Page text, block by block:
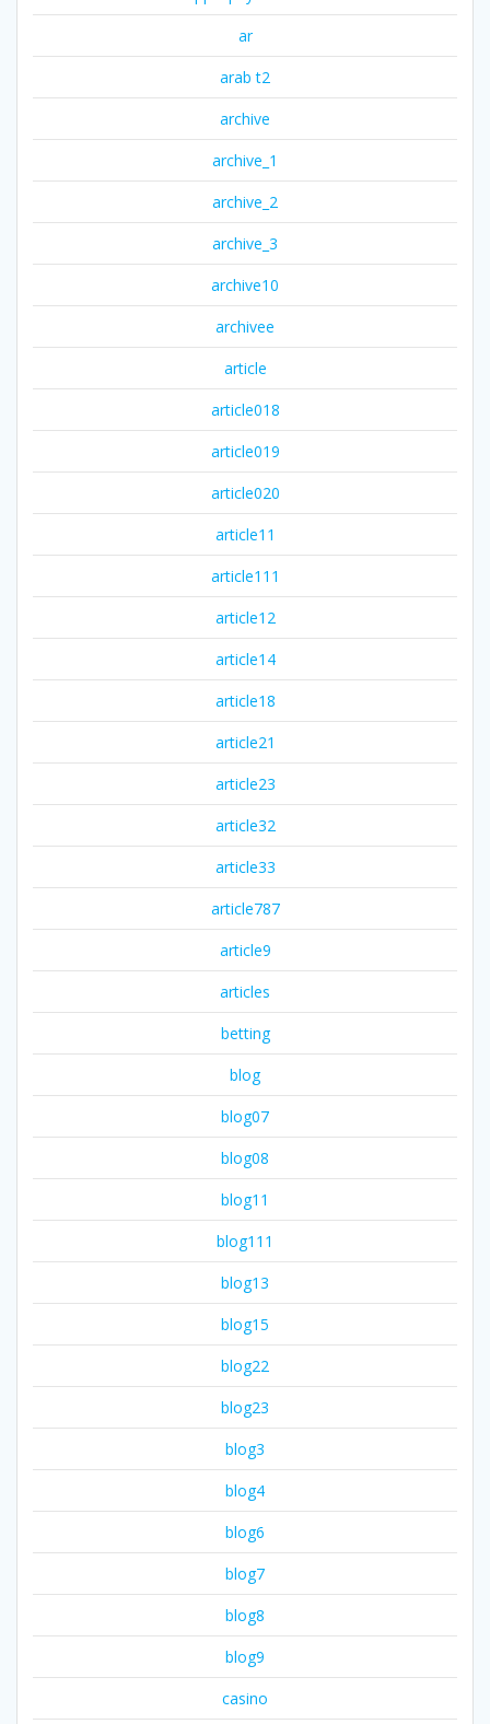
ar
arab t2
archive
archive_1
archive_2
archive_3
archive10
archivee
article
article018
article019
article020
article11
article111
article12
article14
article18
article21
article23
article32
article33
article787
article9
articles
betting
blog
blog07
blog08
blog11
blog111
blog13
blog15
blog22
blog23
blog3
blog4
blog6
blog7
blog8
blog9
casino